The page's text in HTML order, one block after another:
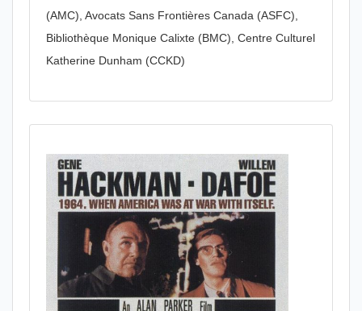
(AMC), Avocats Sans Frontières Canada (ASFC),
Bibliothèque Monique Calixte (BMC), Centre Culturel
Katherine Dunham (CCKD)